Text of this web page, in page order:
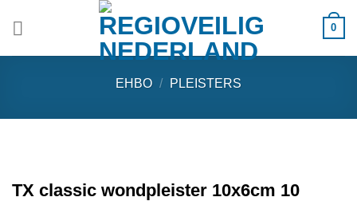
0
EHBO / PLEISTERS
TX classic wondpleister 10x6cm 10